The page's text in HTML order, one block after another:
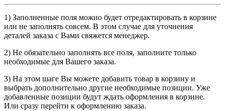
1) Заполненные поля можно будет отредактировать в корзине
или не заполнять совсем. В этом случае для уточнения
деталей заказа с Вами свяжется менеджер.
2) Не обязательно заполнять все поля, заполните только
необходимые для Вашего заказа.
3) На этом шаге Вы можете добавить товар в корзину и
выбрать дополнительно другие необходимые позиции. Уже
добавленные позиции будут ждать оформления в корзине.
Или сразу перейти к оформлению заказа.